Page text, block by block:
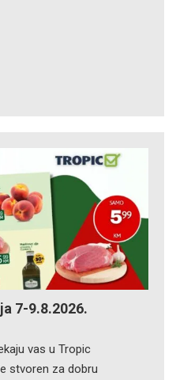
7-9.8.2026.
vas u Tropic
stvoren za dobru